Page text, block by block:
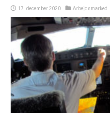
17. december 2020 Arbejdsmarked